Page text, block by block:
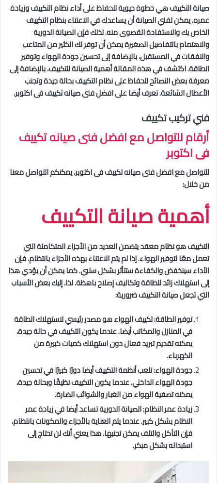
صيانة التكييف هي خطوة حيوية للحفاظ على أداء نظام التكييف وزيادة
عمره. يمكن لفني الصيانة أن يساعدك في الاعتناء بنظام التكييف
الخاص بك والاستفادة القصوى منه. لذلك فإن الصيانة الدورية
والاهتمام بالتفاصيل الصغيرة يمكن أن توفر لك الكثير من المتاعب
والنفقات في المستقبل، بالإضافة إلى تحسين جودة الهواء وتوفير
الطاقة. اكتشف في هذه المقالة أهمية الصيانة للتكييف، بالإضافة إلى
معرفة بعض النصائح للحفاظ على نظام التكييف بحالة جيدة وتجنب
الأعطال الشائعة. تعرف أيضا على افضل فنى صيانه تكييف فى اكتوبر.
فني تركيب تكييف
أرقام للتواصل مع افضل فنى صيانه تكييف
فى اكتوبر
للتواصل مع افضل فنى صيانه تكييف فى اكتوبر، يمكنكم التواصل معنا
من خلال:
أهمية صيانة التكييف
التكييف هو نظام معقد يتضمن العديد من الأجزاء المتكاملة التي
تعمل معًا لتوفير الهواء. إذا لم يتم الاعتناء بهذه الأجزاء بانتظام، فإن
الأداء سينخفض والكفاءة ستتأثر بشكل سلبي. كما يمكن أن يؤدي هذا
إلى استهلاك زائد للطاقة وتكاليف إصلاح باهظة. لذا، إليك بعض الأسباب
التي تجعل صيانة التكييف ضرورية:
توفير الطاقة: تكييف الهواء هو مصدر رئيسي لاستهلاك الطاقة
في المنازل والمكاتب أيضا. عندما يكون التكييف في حالة جيدة،
يمكنه تقديم تبريد فعال دون استهلاك كميات كبيرة من
الكهرباء.
جودة الهواء: تلعب أنظمة التكييف أيضا دورًا كبيرًا في تحسين
جودة الهواء الداخلي. عندما يكون التكييف نظيفًا وبحالة جيدة،
يمكنه تصفية الهواء من الغبار والشوائب الضارة.
زيادة عمر النظام: الصيانة الدورية تساعد أيضا في زيادة عمر
النظام بشكل كبير. عندما يتم العناية بالأجزاء والمكونات بانتظام،
فإن التآكل والتلف يمكن تجنبها. هذا يعني أنك لن تحتاج إلى
استبداله بشكل مبكر.